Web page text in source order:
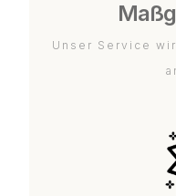
Unser Service